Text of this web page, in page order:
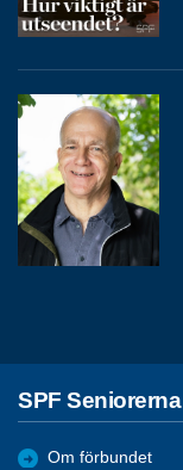
SPF Seniorerna
Om förbundet